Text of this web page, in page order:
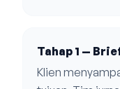
Tahap 1 —
Klien